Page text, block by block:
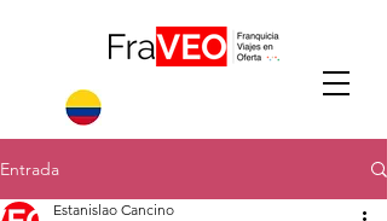
Entrada
Estanislao Cancino